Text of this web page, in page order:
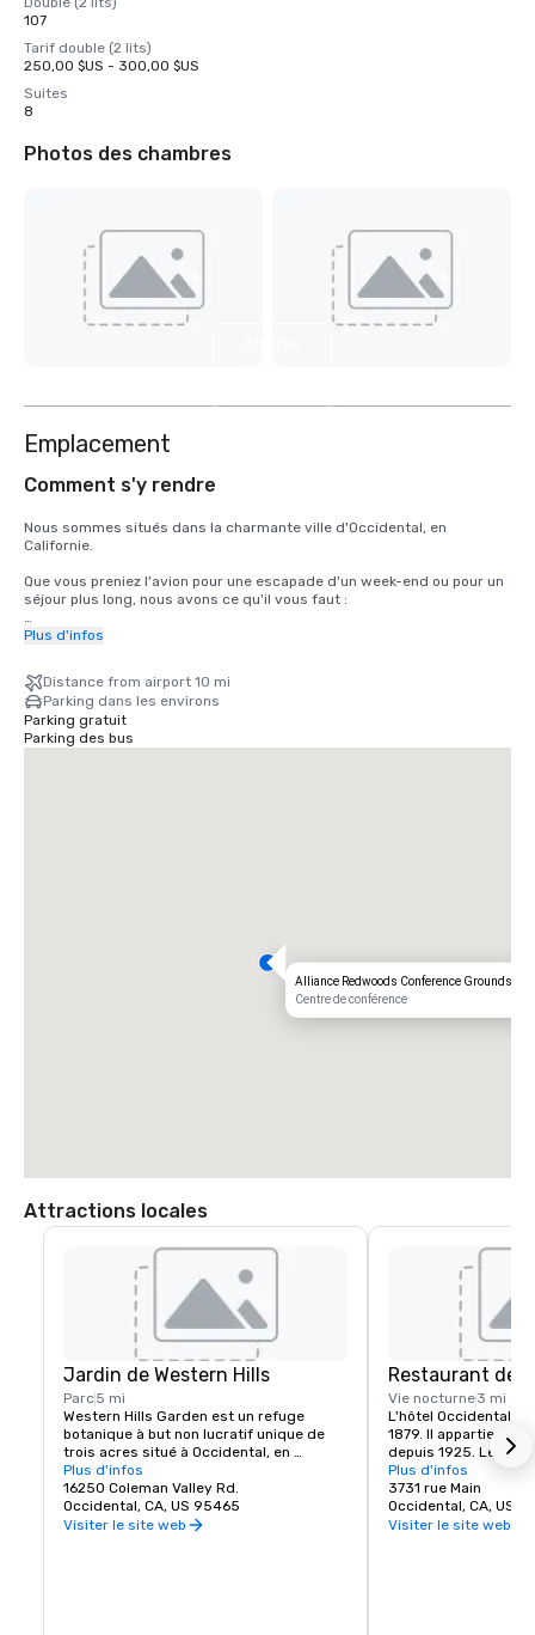
107
Tarif double (2 lits)
250,00 $US - 300,00 $US
Suites
8
Photos des chambres
Emplacement
Comment s'y rendre
Nous sommes situés dans la charmante ville d'Occidental, en
Californie.
Que vous preniez l'avion pour une escapade d'un week-end ou pour un
séjour plus long, nous avons ce qu'il vous faut :
Aéroport international de San Francisco (SFO) : un trajet pittoresque
Aéroport Charles M. Schulz — Sonoma County de Santa Rosa (STS) : à
seulement 35 minutes de notre porte, l'itinéraire le plus rapide pour
rejoindre votre retraite rustique.
Plus d'infos
Distance from airport 10 mi
Parking dans les environs
Parking gratuit
Parking des bus
Alliance Redwoods Conference Grounds
Centre de conférence
Attractions locales
Jardin de Western Hills
Parc5 mi
Western Hills Garden est un refuge
botanique à but non lucratif unique de
trois acres situé à Occidental, en
Californie, qui offre une explosion
sensorielle de textures, de couleurs, de
formes et de sons. C'est un exemple
étonnant de biodiversité cultivée, qui
Plus d'infos
16250 Coleman Valley Rd.
Occidental, CA, US 95465
Visiter le site web
Restaurant de
Vie nocturne3 mi
L'hôtel Occidental
1879. Il appartient à
depuis 1925. Le
abrite un café, un
manger et la salle
Ballroom. Le café
les matins et sert
Plus d'infos
3731 rue Main
Occidental, CA, US
Visiter le site web